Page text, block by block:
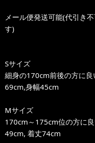
メール便発送可能(代引き
す)
Sサイズ
細身の170cm前後の方に
69cm,身幅45cm
Mサイズ
170cm～175cm位の方に
49cm, 着丈74cm